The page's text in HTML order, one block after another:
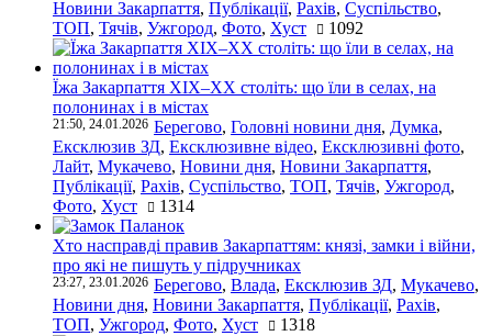
Новини Закарпаття, Публікації, Рахів, Суспільство,
ТОП, Тячів, Ужгород, Фото, Хуст 1092
Їжа Закарпаття ХІХ–ХХ століть: що їли в селах, на
полонинах і в містах
21:50, 24.01.2026 Берегово, Головні новини дня, Думка,
Ексклюзив ЗД, Ексклюзивне відео, Ексклюзивні фото,
Лайт, Мукачево, Новини дня, Новини Закарпаття,
Публікації, Рахів, Суспільство, ТОП, Тячів, Ужгород,
Фото, Хуст 1314
Хто насправді правив Закарпаттям: князі, замки і війни,
про які не пишуть у підручниках
23:27, 23.01.2026 Берегово, Влада, Ексклюзив ЗД, Мукачево,
Новини дня, Новини Закарпаття, Публікації, Рахів,
ТОП, Ужгород, Фото, Хуст 1318